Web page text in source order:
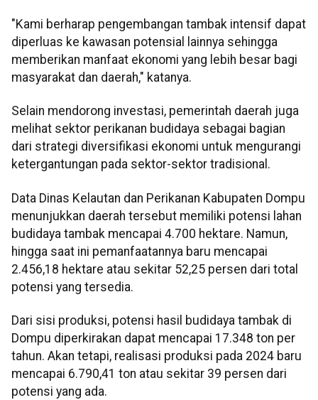
"Kami berharap pengembangan tambak intensif dapat
diperluas ke kawasan potensial lainnya sehingga
memberikan manfaat ekonomi yang lebih besar bagi
masyarakat dan daerah," katanya.
Selain mendorong investasi, pemerintah daerah juga
melihat sektor perikanan budidaya sebagai bagian
dari strategi diversifikasi ekonomi untuk mengurangi
ketergantungan pada sektor-sektor tradisional.
Data Dinas Kelautan dan Perikanan Kabupaten Dompu
menunjukkan daerah tersebut memiliki potensi lahan
budidaya tambak mencapai 4.700 hektare. Namun,
hingga saat ini pemanfaatannya baru mencapai
2.456,18 hektare atau sekitar 52,25 persen dari total
potensi yang tersedia.
Dari sisi produksi, potensi hasil budidaya tambak di
Dompu diperkirakan dapat mencapai 17.348 ton per
tahun. Akan tetapi, realisasi produksi pada 2024 baru
mencapai 6.790,41 ton atau sekitar 39 persen dari
potensi yang ada.